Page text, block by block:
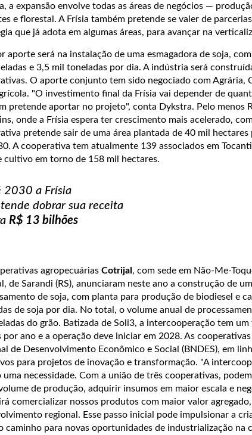
a expansão envolve todas as áreas de negócios —
e florestal. A Frísia também pretende se valer de
que já adota em algumas áreas, para avançar na
aporte será na instalação de uma esmagadora de soja,
e 3,5 mil toneladas por dia. A indústria será
O aporte conjunto tem sido negociado com Agrária,
"O investimento final da Frísia vai depender de
pretende aportar no projeto", conta Dykstra. Pelo menos
onde a Frísia espera ter crescimento mais acelerado,
pretende sair de uma área plantada de 40 mil
A cooperativa tem atualmente 139 associados em
cultivo em torno de 158 mil hectares.
2030 a Frísia
dobrar sua receita
R$ 13 bilhões
agropecuárias Cotrijal , com sede em Não-Me-
de Sarandi (RS), anunciaram neste ano a construção de
de soja, com planta para produção de biodiesel e
de soja por dia. No total, o volume anual de
do grão. Batizada de Soli3, a intercooperação tem
por ano e a operação deve iniciar em 2028. As
de Desenvolvimento Econômico e Social (BNDES), em
para projetos de inovação e transformação. "A
uma necessidade. Com a união de três cooperativas,
de produção, adquirir insumos em maior escala e
comercializar nossos produtos com maior valor
regional. Esse passo inicial pode impulsionar a
caminho para novas oportunidades de industrialização na